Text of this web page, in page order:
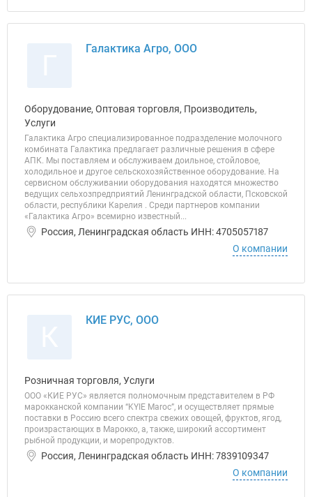
Галактика Агро, ООО
Оборудование, Оптовая торговля, Производитель,
Услуги
Галактика Агро специализированное подразделение молочного
комбината Галактика предлагает различные решения в сфере
АПК. Мы поставляем и обслуживаем доильное, стойловое,
холодильное и другое сельскохозяйственное оборудование. На
сервисном обслуживании оборудования находятся множество
ведущих сельхозпредприятий Ленинградской области, Псковской
области, республики Карелия . Среди партнеров компании
«Галактика Агро» всемирно известный...
Россия, Ленинградская область ИНН: 4705057187
О компании
КИЕ РУС, ООО
Розничная торговля, Услуги
ООО «КИЕ РУС» является полномочным представителем в РФ
марокканской компании “KYIE Maroc”, и осуществляет прямые
поставки в Россию всего спектра свежих овощей, фруктов, ягод,
произрастающих в Марокко, а, также, широкий ассортимент
рыбной продукции, и морепродуктов.
Россия, Ленинградская область ИНН: 7839109347
О компании